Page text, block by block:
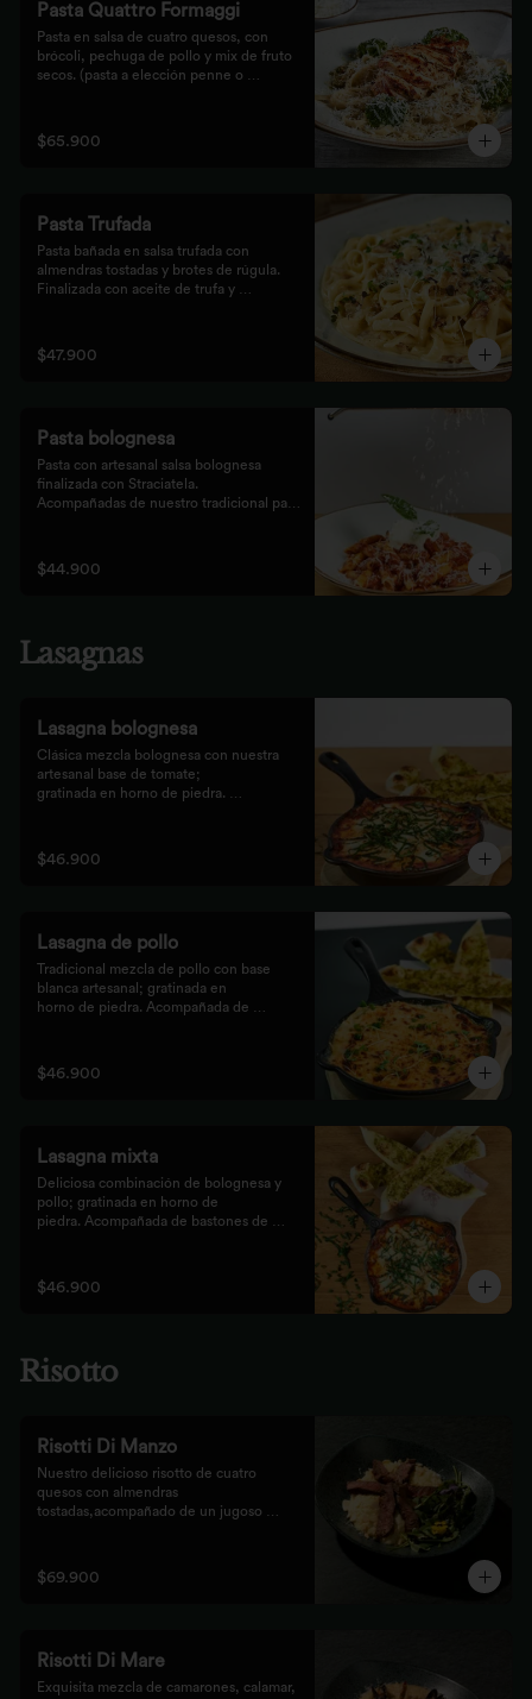
Pasta Quattro Formaggi
Pasta en salsa de cuatro quesos, con
brócoli, pechuga de pollo y mix de fruto
secos. (pasta a elección penne o
$65.900
Pasta Trufada
Pasta bañada en salsa trufada con
almendras tostadas y brotes de rúgula.
Finalizada con aceite de trufa y
$47.900
Pasta bolognesa
Pasta con artesanal salsa bolognesa
finalizada con Straciatela.
Acompañadas de nuestro tradicional pan
$44.900
Lasagnas
Lasagna bolognesa
Clásica mezcla bolognesa con nuestra
artesanal base de tomate;
gratinada en horno de piedra.
$46.900
Lasagna de pollo
Tradicional mezcla de pollo con base
blanca artesanal; gratinada en
horno de piedra. Acompañada de
$46.900
Lasagna mixta
Deliciosa combinación de bolognesa y
pollo; gratinada en horno de
piedra. Acompañada de bastones de
$46.900
Risotto
Risotti Di Manzo
Nuestro delicioso risotto de cuatro
quesos con almendras
tostadas,acompañado de un jugoso
$69.900
Risotti Di Mare
Exquisita mezcla de camarones, calamar,